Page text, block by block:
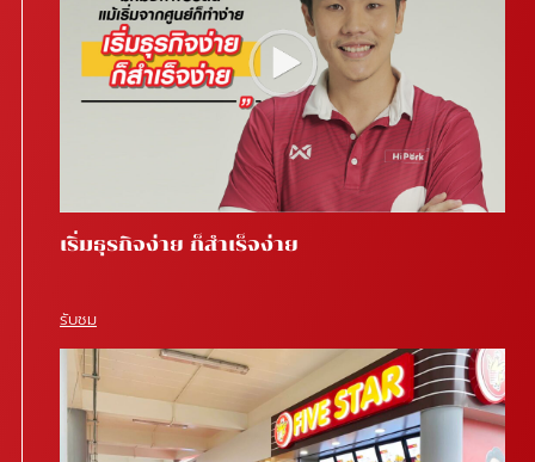
เริ่มธุรกิจง่าย ก็สำเร็จง่าย
รับชม